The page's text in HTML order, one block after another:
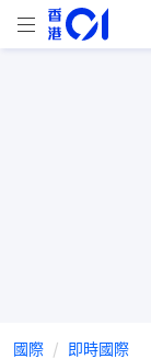
國際 即時國際